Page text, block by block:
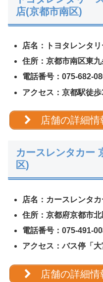
店(京都市南区)
店名：トヨタレンタ
住所：京都市南区東
電話番号：075-682-
アクセス：京都駅徒
店舗の詳細
カースレンタカー
区)
店名：カースレンタ
住所：京都府京都市
電話番号：075-491-
アクセス：バス停「
店舗の詳細